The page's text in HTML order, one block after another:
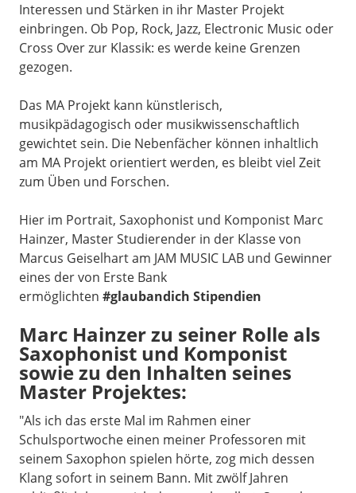
Interessen und Stärken in ihr Master Projekt
einbringen. Ob Pop, Rock, Jazz, Electronic Music oder
Cross Over zur Klassik: es werde keine Grenzen
gezogen.
Das MA Projekt kann künstlerisch,
musikpädagogisch oder musikwissenschaftlich
gewichtet sein. Die Nebenfächer können inhaltlich
am MA Projekt orientiert werden, es bleibt viel Zeit
zum Üben und Forschen.
Hier im Portrait, Saxophonist und Komponist Marc
Hainzer, Master Studierender in der Klasse von
Marcus Geiselhart am JAM MUSIC LAB und Gewinner
eines dervon Erste Bank
ermöglichten #glaubandich Stipendien
Marc Hainzer zu seiner Rolle als
Saxophonist und Komponist
sowie zu den Inhalten seines
Master Projektes:
"Als ich das erste Mal im Rahmen einer
Schulsportwoche einen meiner Professoren mit
seinem Saxophon spielen hörte, zog mich dessen
Klang sofort in seinem Bann. Mit zwölf Jahren